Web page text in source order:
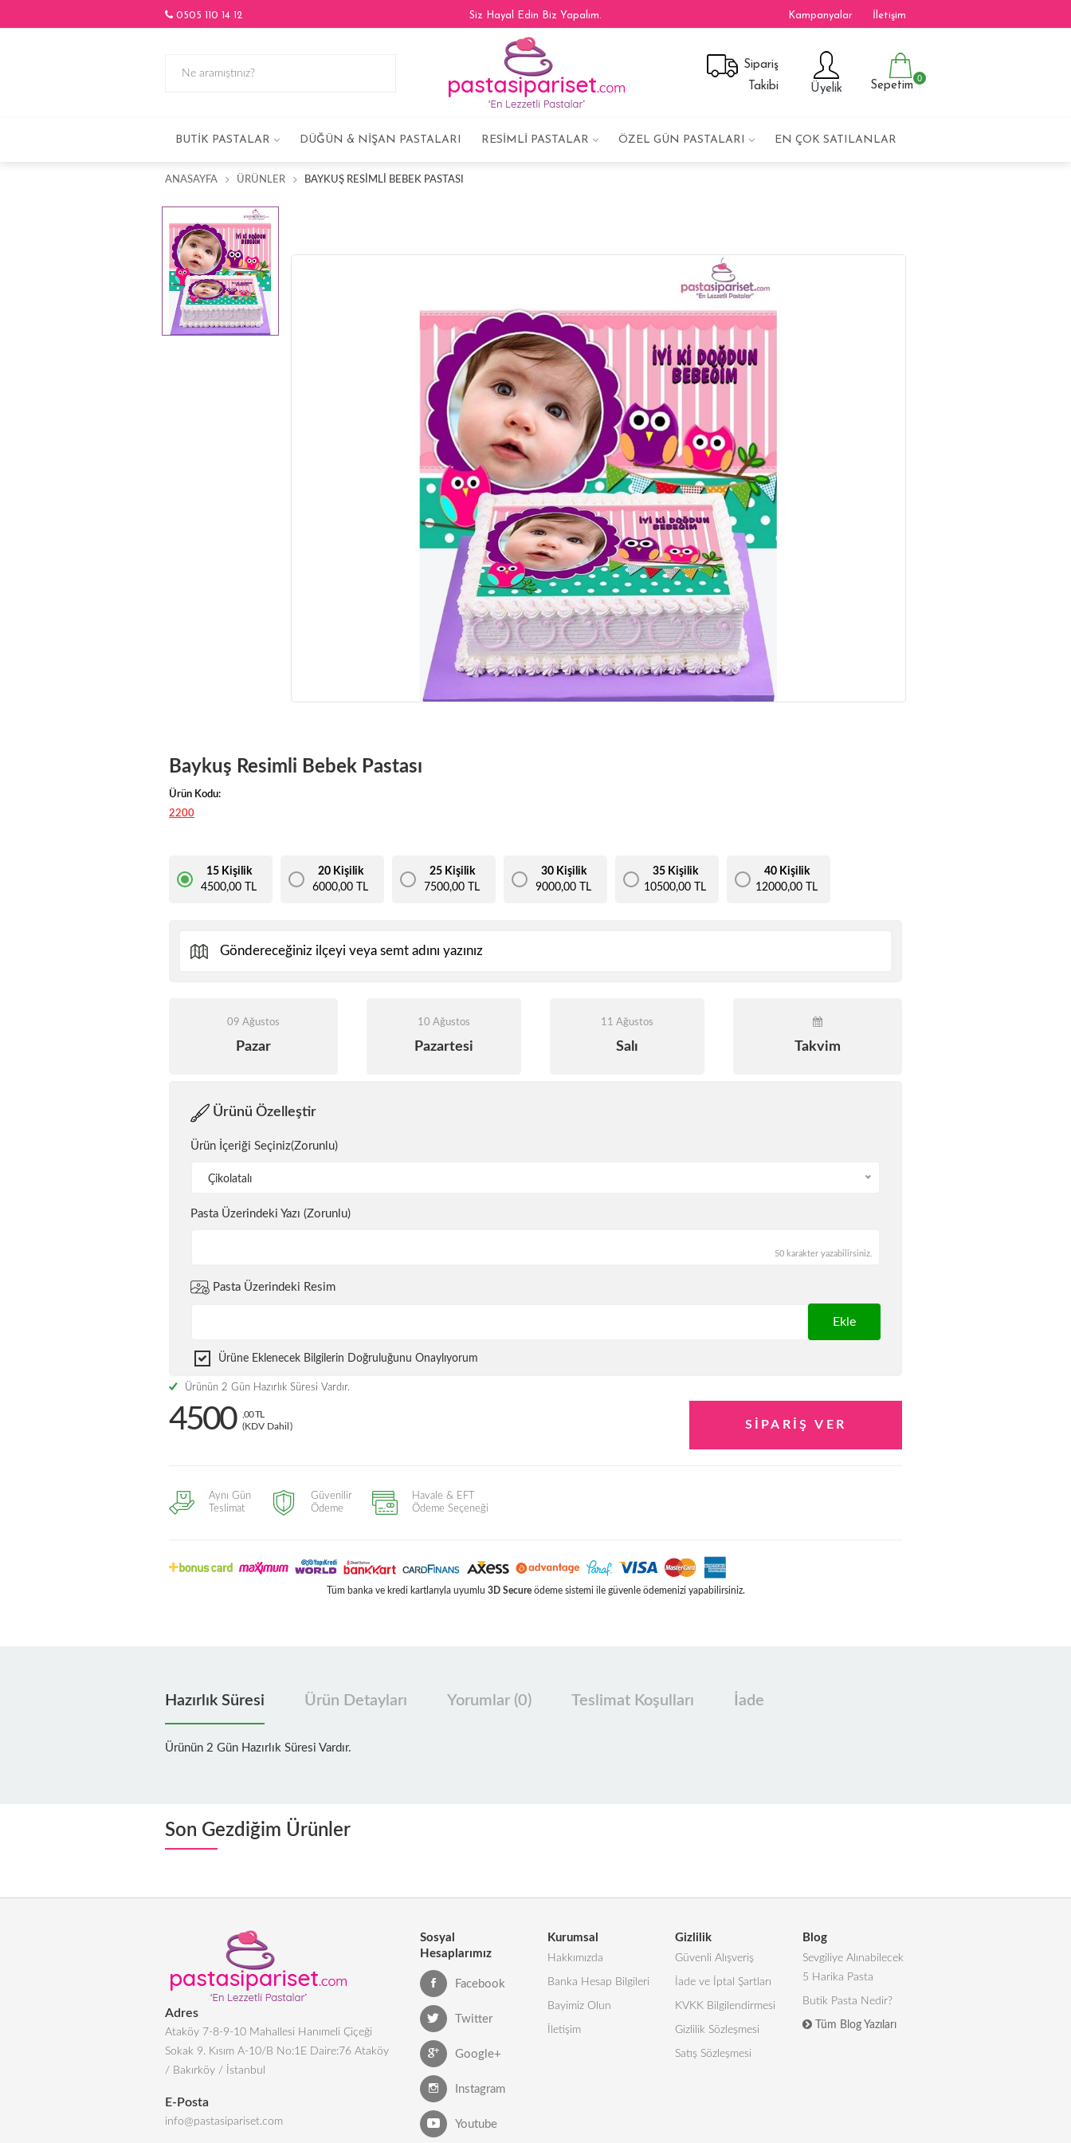
0505 110 14 12 Siz Hayal Edin Biz Yapalım. Kampanyalar İletişim
Sipariş
Takibi
Üyelik Sepetim
0
BUTIK PASTALAR DÜĞÜN & NIŞAN PASTALARI RESIMLI PASTALAR ÖZEL GÜN PASTALARI EN ÇOK SATILANLAR
ANASAYFA ÜRÜNLER BAYKUŞ RESIMLI BEBEK PASTASI
Baykuş Resimli Bebek Pastası
Ürün Kodu:
2200
15 Kişilik
4500,00 TL
20 Kişilik
6000,00 TL
25 Kişilik
7500,00 TL
30 Kişilik
9000,00 TL
35 Kişilik
10500,00 TL
40 Kişilik
12000,00 TL
09 Ağustos
Pazar
10 Ağustos
Pazartesi
11 Ağustos
Salı Takvim
Ürünü Özelleştir
Ürün İçeriği Seçiniz(Zorunlu)
Çikolatalı
Pasta Üzerindeki Yazı (Zorunlu)
50 karakter yazabilirsiniz.
Pasta Üzerindeki Resim
Ekle
Ürüne Eklenecek Bilgilerin Doğruluğunu Onaylıyorum
Ürünün 2 Gün Hazırlık Süresi Vardır.
4500
,00 TL
(KDV Dahil)
Aynı Gün
Teslimat
Güvenilir
Ödeme
Havale & EFT
Ödeme Seçeneği
Tüm banka ve kredi kartlarıyla uyumlu 3D Secureödeme sistemi ile güvenle ödemenizi yapabilirsiniz.
Hazırlık Süresi Ürün Detayları Yorumlar (0) Teslimat Koşulları İade
Ürünün 2 Gün Hazırlık Süresi Vardır.
Son Gezdiğim Ürünler
Adres
Ataköy 7-8-9-10 Mahallesi Hanımeli Çiçeği
Sokak 9. Kısım A-10/B No:1E Daire:76 Ataköy
/ Bakırköy / İstanbul
E-Posta
info@pastasipariset.com
Sosyal
Hesaplarımız
Facebook
Twitter
Google+
Instagram
Youtube
Kurumsal
Hakkımızda
Banka Hesap Bilgileri
Bayimiz Olun
İletişim
Gizlilik
Güvenli Alışveriş
İade ve İptal Şartları
KVKK Bilgilendirmesi
Gizlilik Sözleşmesi
Satış Sözleşmesi
Blog
Sevgiliye Alınabilecek
5 Harika Pasta
Butik Pasta Nedir?
Tüm Blog Yazıları